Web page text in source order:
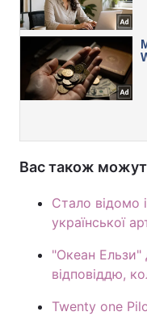
Вас також
Стало відомо
української
"Океан Ельзи"
відповіддю,
Twenty one